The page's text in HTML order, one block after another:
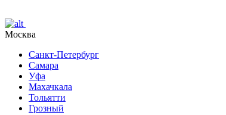
Москва
Санкт-Петербург
Самара
Уфа
Махачкала
Тольятти
Грозный